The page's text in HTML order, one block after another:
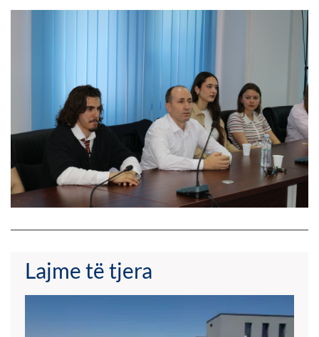
Lajme të tjera